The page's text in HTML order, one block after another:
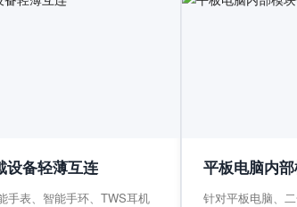
设备轻薄互连
手表、智能手环、TWS耳机
平板电脑内
针对平板电脑、